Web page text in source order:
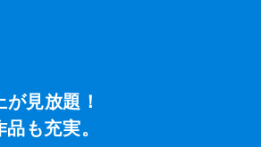
見放題！
も充実。